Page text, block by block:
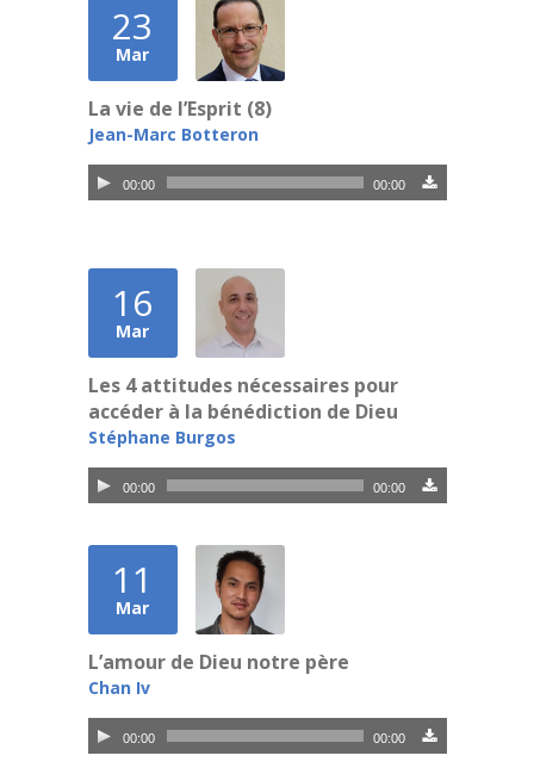
23
Mar
La vie de l’Esprit (8)
Jean-Marc Botteron
Lecteur
audio
00:00 00:00
16
Mar
Les 4 attitudes nécessaires pour
accéder à la bénédiction de Dieu
Stéphane Burgos
Lecteur
audio
00:00 00:00
11
Mar
L’amour de Dieu notre père
Chan Iv
Lecteur
audio
00:00 00:00